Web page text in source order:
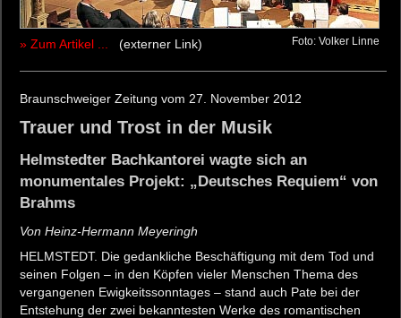
» Zum Artikel ... (externer Link) Foto: Volker Linne
Braunschweiger Zeitung vom 27. November 2012
Trauer und Trost in der Musik
Helmstedter Bachkantorei wagte sich an
monumentales Projekt: „Deutsches Requiem“ von
Brahms
Von Heinz-Hermann Meyeringh
HELMSTEDT. Die gedankliche Beschäftigung mit dem Tod und
seinen Folgen – in den Köpfen vieler Menschen Thema des
vergangenen Ewigkeitssonntages – stand auch Pate bei der
Entstehung der zwei bekanntesten Werke des romantischen